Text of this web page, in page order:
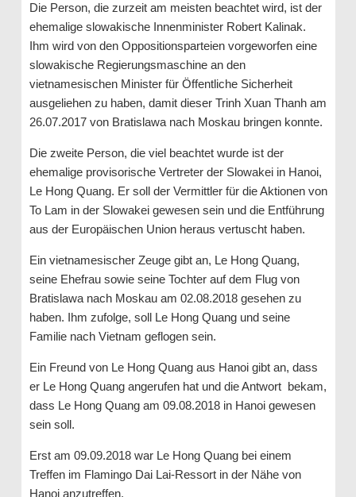
Die Person, die zurzeit am meisten beachtet wird, ist der
ehemalige slowakische Innenminister Robert Kalinak.
Ihm wird von den Oppositionsparteien vorgeworfen eine
slowakische Regierungsmaschine an den
vietnamesischen Minister für Öffentliche Sicherheit
ausgeliehen zu haben, damit dieser Trinh Xuan Thanh am
26.07.2017 von Bratislawa nach Moskau bringen konnte.
Die zweite Person, die viel beachtet wurde ist der
ehemalige provisorische Vertreter der Slowakei in Hanoi,
Le Hong Quang. Er soll der Vermittler für die Aktionen von
To Lam in der Slowakei gewesen sein und die Entführung
aus der Europäischen Union heraus vertuscht haben.
Ein vietnamesischer Zeuge gibt an, Le Hong Quang,
seine Ehefrau sowie seine Tochter auf dem Flug von
Bratislawa nach Moskau am 02.08.2018 gesehen zu
haben. Ihm zufolge, soll Le Hong Quang und seine
Familie nach Vietnam geflogen sein.
Ein Freund von Le Hong Quang aus Hanoi gibt an, dass
er Le Hong Quang angerufen hat und die Antwort bekam,
dass Le Hong Quang am 09.08.2018 in Hanoi gewesen
sein soll.
Erst am 09.09.2018 war Le Hong Quang bei einem
Treffen im Flamingo Dai Lai-Ressort in der Nähe von
Hanoi anzutreffen.